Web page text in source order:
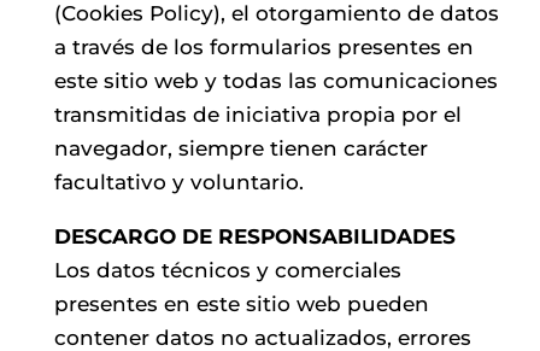
(Cookies Policy), el otorgamiento de datos
a través de los formularios presentes en
este sitio web y todas las comunicaciones
transmitidas de iniciativa propia por el
navegador, siempre tienen carácter
facultativo y voluntario.
DESCARGO DE RESPONSABILIDADES
Los datos técnicos y comerciales
presentes en este sitio web pueden
contener datos no actualizados, errores